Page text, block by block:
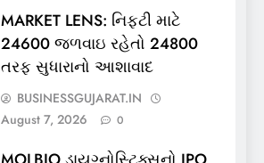
MARKET LENS: નિફ્ટી માટે
24600 જળવાઇ રહેતો 24800
તરફ સુધારાનો આશાવાદ
BUSINESSGUJARAT.IN
August 7, 2026
0